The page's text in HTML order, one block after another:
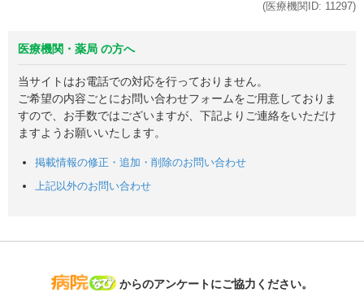
(医療機関ID: 11297)
医療機関・薬局 の方へ
当サイトはお電話での対応を行っておりません。
ご希望の内容ごとにお問い合わせフォームをご用意しておりま
すので、お手数ではございますが、下記よりご連絡をいただけ
ますようお願いいたします。
掲載情報の修正・追加・削除のお問い合わせ
上記以外のお問い合わせ
病院なび
からのアンケートにご協力ください。